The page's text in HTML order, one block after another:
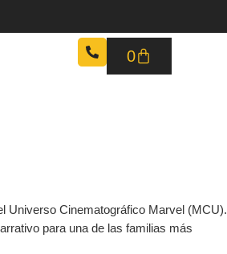
0
Universo Cinematográfico Marvel (MCU).
para una de las familias más